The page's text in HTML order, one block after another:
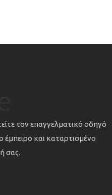
τον επαγγελματικό οδηγό
και καταρτισμένο
σας.